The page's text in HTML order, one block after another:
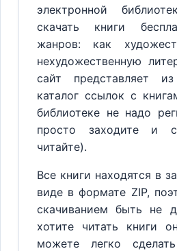
электронной
скачать книги
жанров: как
нехудожественную
сайт представляет
каталог ссылок с
библиотеке не надо
просто заходите и
читайте).
Все книги находятся в
виде в формате ZIP,
скачиванием быть не
хотите читать книги
можете легко